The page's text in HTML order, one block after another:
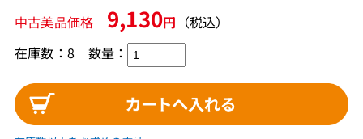
中古美品価格 9,130円 （税込）
在庫数：8 数量：